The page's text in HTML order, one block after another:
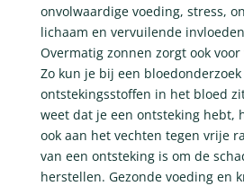
onvolwaardige voeding, stress,
lichaam en vervuilende
Overmatig zonnen zorgt ook
Zo kun je bij een
ontstekingsstoffen in het bloed
weet dat je een ontsteking hebt,
ook aan het vechten tegen vrije
van een ontsteking is om de
herstellen. Gezonde voeding en